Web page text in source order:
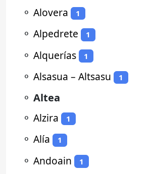
⚬ Alovera 1
⚬ Alpedrete 1
⚬ Alquerías 1
⚬ Alsasua – Altsasu 1
⚬ Altea
⚬ Alzira 1
⚬ Alía 1
⚬ Andoain 1